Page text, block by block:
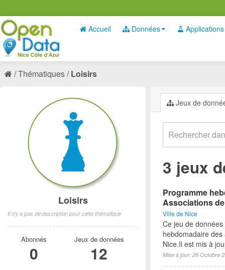
Accueil Données Applications
Thématiques Loisirs
Jeux de
3 jeux
Programme
Associations
Ville de Nice
Ce jeu de
hebdomadaire
Nice.Il est mis à
Mise à jour: 26 Octobre
Loisirs
Il n'y a pas de description pour cette thématique
Abonnés
0
Jeux de données
12